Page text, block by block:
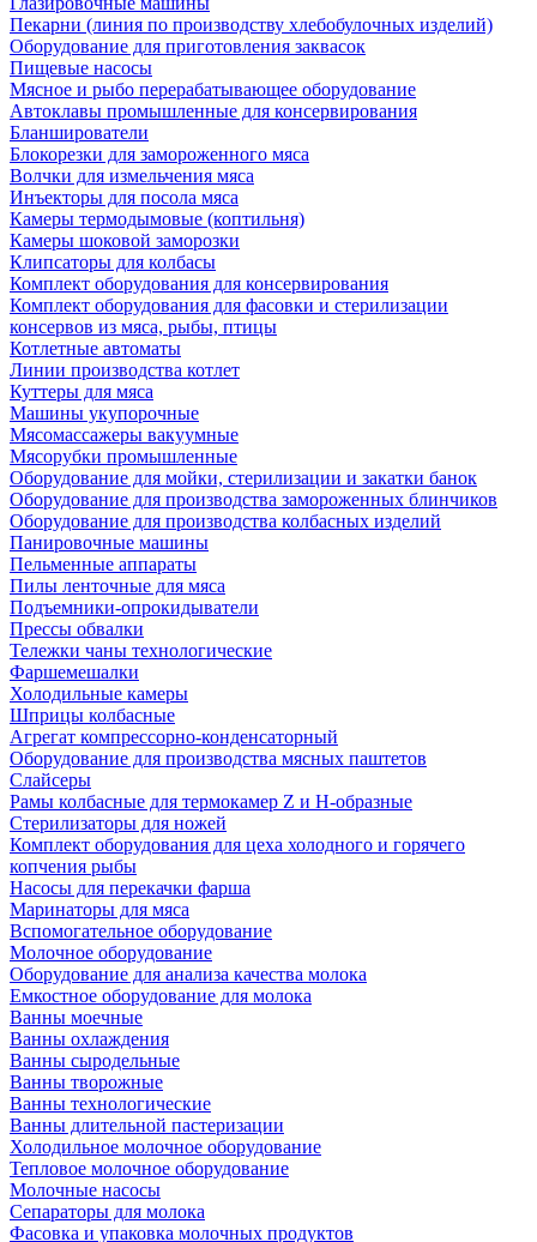
Пекарни (линия по производству хлебобулочных изделий)
Оборудование для приготовления заквасок
Пищевые насосы
Мясное и рыбо перерабатывающее оборудование
Автоклавы промышленные для консервирования
Бланширователи
Блокорезки для замороженного мяса
Волчки для измельчения мяса
Инъекторы для посола мяса
Камеры термодымовые (коптильня)
Камеры шоковой заморозки
Клипсаторы для колбасы
Комплект оборудования для консервирования
Комплект оборудования для фасовки и стерилизации
консервов из мяса, рыбы, птицы
Котлетные автоматы
Линии производства котлет
Куттеры для мяса
Машины укупорочные
Мясомассажеры вакуумные
Мясорубки промышленные
Оборудование для мойки, стерилизации и закатки банок
Оборудование для производства замороженных блинчиков
Оборудование для производства колбасных изделий
Панировочные машины
Пельменные аппараты
Пилы ленточные для мяса
Подъемники-опрокидыватели
Прессы обвалки
Тележки чаны технологические
Фаршемешалки
Холодильные камеры
Шприцы колбасные
Агрегат компрессорно-конденсаторный
Оборудование для производства мясных паштетов
Слайсеры
Рамы колбасные для термокамер Z и H-образные
Стерилизаторы для ножей
Комплект оборудования для цеха холодного и горячего
копчения рыбы
Насосы для перекачки фарша
Маринаторы для мяса
Вспомогательное оборудование
Молочное оборудование
Оборудование для анализа качества молока
Емкостное оборудование для молока
Ванны моечные
Ванны охлаждения
Ванны сыродельные
Ванны творожные
Ванны технологические
Ванны длительной пастеризации
Холодильное молочное оборудование
Тепловое молочное оборудование
Молочные насосы
Сепараторы для молока
Фасовка и упаковка молочных продуктов